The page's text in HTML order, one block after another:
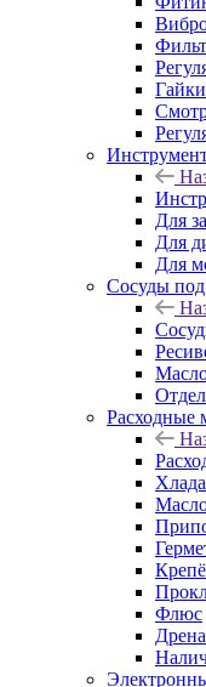
Гайки
Для
Для
Для
Сосуды
Расходные
Флюс